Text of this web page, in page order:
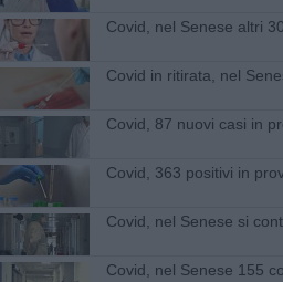
Covid, nel Senese altri
Covid in ritirata, nel
Covid, 87 nuovi casi in
Covid, 363 positivi in
Covid, nel Senese si
Covid, nel Senese 155